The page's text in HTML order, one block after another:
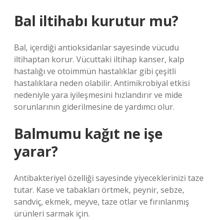
Bal iltihabı kurutur mu?
Bal, içerdiği antioksidanlar sayesinde vücudu
iltihaptan korur. Vücuttaki iltihap kanser, kalp
hastalığı ve otoimmün hastalıklar gibi çeşitli
hastalıklara neden olabilir. Antimikrobiyal etkisi
nedeniyle yara iyileşmesini hızlandırır ve mide
sorunlarının giderilmesine de yardımcı olur.
Balmumu kağıt ne işe
yarar?
Antibakteriyel özelliği sayesinde yiyeceklerinizi taze
tutar. Kase ve tabakları örtmek, peynir, sebze,
sandviç, ekmek, meyve, taze otlar ve fırınlanmış
ürünleri sarmak için.